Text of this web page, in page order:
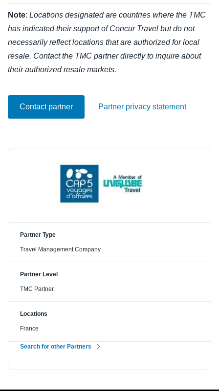
España (Español)
Norway (English)
Partner Type
Travel Management Company
Partner Level
TMC Partner
Locations
France
Search for other Partners
Note: Locations designated are countries where the TMC
has indicated their support of Concur Travel but do not
necessarily reflect locations that are authorized for local
resale. Contact the TMC partner directly to inquire about
their authorized resale markets.
Contact partner Partner privacy statement